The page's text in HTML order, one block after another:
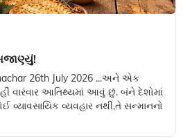
26th July 2026 ...અને એક
વારંવાર આતિથ્યમાં આવું છું. બંને દેશોમાં
વ્યાવસાયિક વ્યવહાર નથી,તે સન્માનનો